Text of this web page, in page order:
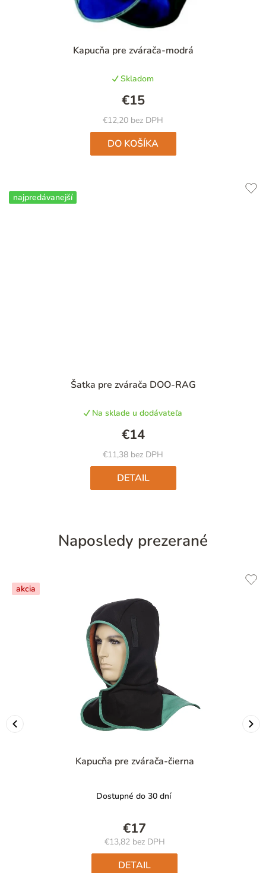
Kapucňa pre zvárača-modrá
hodnotenie
je
4,7
z
5
hviezdičiek.
Skladom
€12,20 bez DPH
€15
DO KOŠÍKA
najpredávanejší
Šatka pre zvárača DOO-RAG
hodnotenie
je
4,9
z
5
hviezdičiek.
Na sklade u dodávateľa
€11,38 bez DPH
€14
DETAIL
Naposledy prezerané
akcia
Kapucňa pre zvárača-čierna
Dostupné do 30 dní
€17
€13,82 bez DPH
Jednotková
cena:
DETAIL